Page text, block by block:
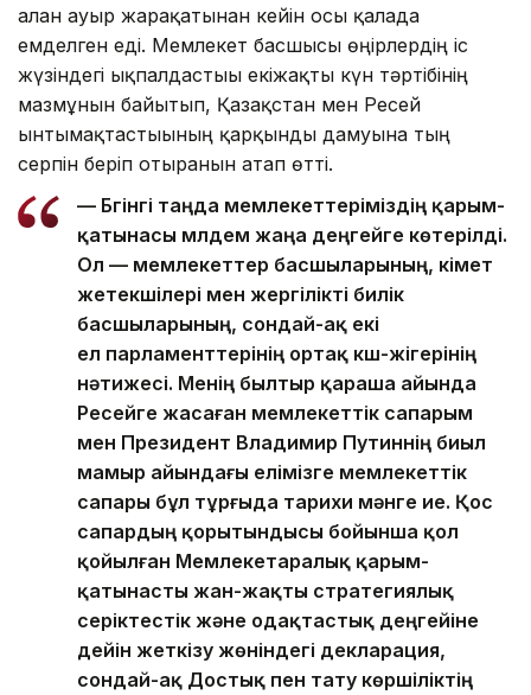
алған ауыр жарақатынан кейін осы қалада
емделген еді. Мемлекет басшысы өңірлердің іс
жүзіндегі ықпалдастығы екіжақты күн тәртібінің
мазмұнын байытып, Қазақстан мен Ресей
ынтымақтастығының қарқынды дамуына тың
серпін беріп отырғанын атап өтті.
— Бүгінгі таңда мемлекеттеріміздің қарым-
қатынасы мүлдем жаңа деңгейге көтерілді.
Ол — мемлекеттер басшыларының, үкімет
жетекшілері мен жергілікті билік
басшыларының, сондай-ақ екі
ел парламенттерінің ортақ күш-жігерінің
нәтижесі. Менің былтыр қараша айында
Ресейге жасаған мемлекеттік сапарым
мен Президент Владимир Путиннің биыл
мамыр айындағы елімізге мемлекеттік
сапары бұл тұрғыда тарихи мәнге ие. Қос
сапардың қорытындысы бойынша қол
қойылған Мемлекетаралық қарым-
қатынасты жан-жақты стратегиялық
серіктестік және одақтастық деңгейіне
дейін жеткізу жөніндегі декларация,
сондай-ақ Достық пен тату көршіліктің